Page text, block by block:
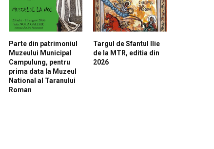
Parte din patrimoniul
Muzeului Municipal
Campulung, pentru
prima data la Muzeul
National al Taranului
Roman
Targul de Sfantul Ilie
de la MTR, editia din
2026